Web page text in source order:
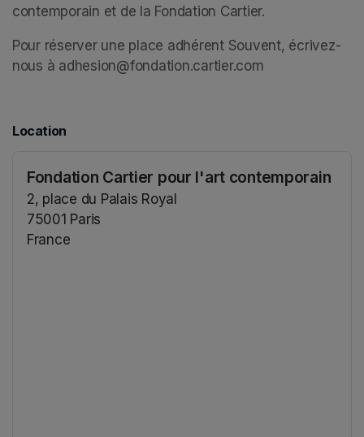
contemporain et de la Fondation Cartier.
Pour réserver une place adhérent Souvent, écrivez-
nous à adhesion@fondation.cartier.com
Location
Fondation Cartier pour l'art contemporain
2, place du Palais Royal
75001 Paris
France